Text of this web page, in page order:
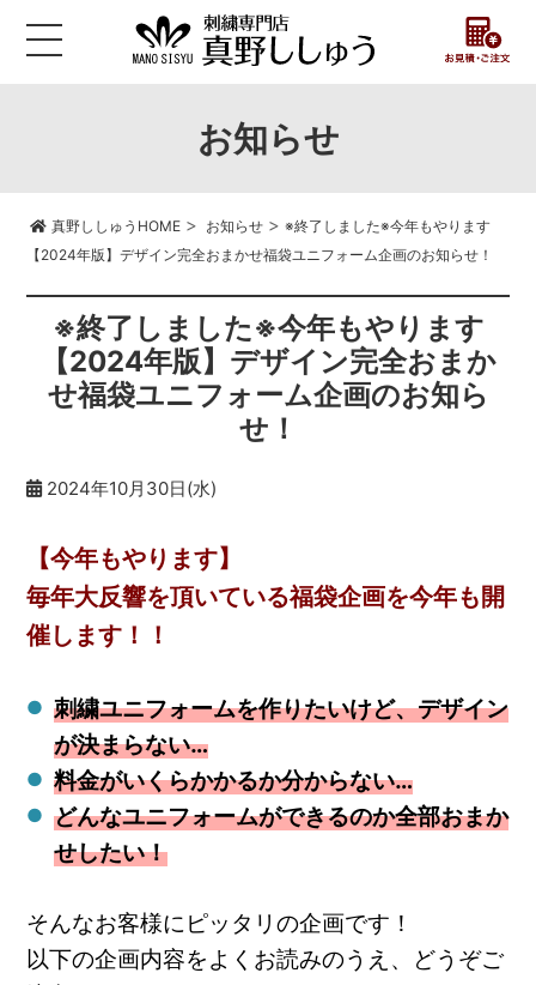
お知らせ
真野ししゅうHOME> お知らせ> ※終了しました※今年もやります
【2024年版】デザイン完全おまかせ福袋ユニフォーム企画のお知らせ！
※終了しました※今年もやります
【2024年版】デザイン完全おまか
せ福袋ユニフォーム企画のお知ら
せ！
2024年10月30日(水)
【今年もやります】
毎年大反響を頂いている福袋企画を今年も開
催します！！
刺繍ユニフォームを作りたいけど、デザイン
が決まらない…
料金がいくらかかるか分からない…
どんなユニフォームができるのか全部おまか
せしたい！
そんなお客様にピッタリの企画です！
以下の企画内容をよくお読みのうえ、どうぞご